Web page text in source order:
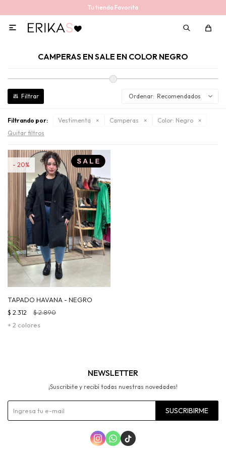
Tu tienda Favorita

CAMPERAS EN SALE EN COLOR NEGRO
Recomendados
Filtrando por: Vestimenta Camperas Color: Negro
Quitar filtros
TAPADO HAVANA - NEGRO
+ 2 colores
$ 2.312 $2.890
20
NEWSLETTER
¡Suscribite y recibí todas nuestras novedades!
SUSCRIBIRME
  